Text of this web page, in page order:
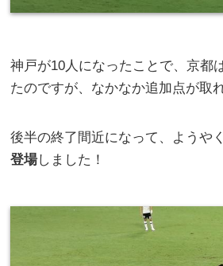
神戸が10人になったことで、京都
たのですが、なかなか追加点が取れ
後半の終了間近になって、ようやく
登場しました！